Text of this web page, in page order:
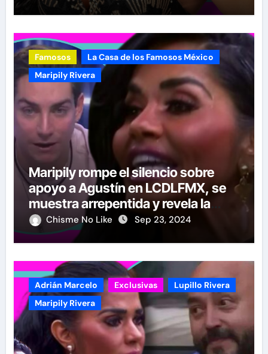
Famosos
La Casa de los Famosos México
Maripily Rivera
Maripily rompe el silencio sobre
apoyo a Agustín en LCDLFMX, se
muestra arrepentida y revela la
verdad
Chisme No Like Sep 23, 2024
Adrián Marcelo Exclusivas
Lupillo Rivera
Maripily Rivera